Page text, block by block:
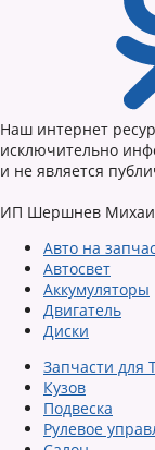
Наш интернет
исключительно
и не является
ИП Шершнев
Авто на
Автосвет
Аккумуляторы
Двигатель
Диски
Запчасти для
Кузов
Подвеска
Рулевое